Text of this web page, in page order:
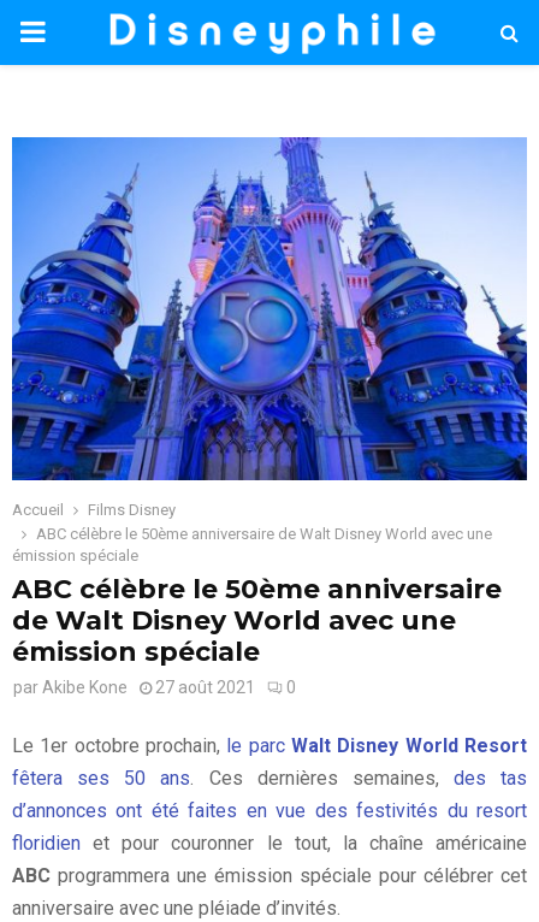
PRIMARY
Accueil
Films Disney
ABC célèbre le 50ème anniversaire de Walt Disney World avec une
émission spéciale
ABC célèbre le 50ème anniversaire
de Walt Disney World avec une
émission spéciale
parAkibe Kone 27 août 2021 0
Le 1er octobre prochain, le parcWalt Disney World Resort
fêtera ses 50 ans. Ces dernières semaines, des tas
d’annonces ont été faites en vue des festivités du resort
floridien et pour couronner le tout, la chaîne américaine
ABC programmera une émission spéciale pour célébrer cet
anniversaire avec une pléiade d’invités.